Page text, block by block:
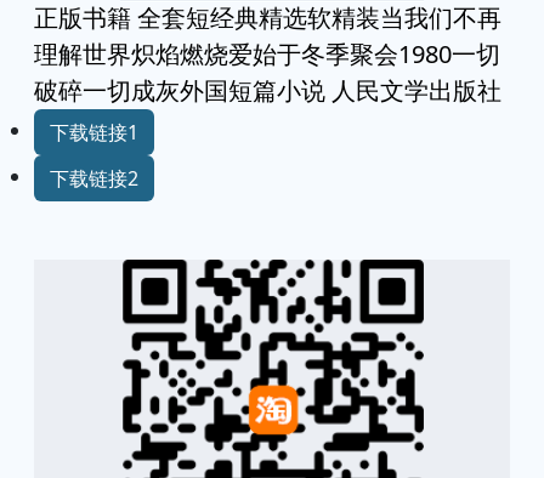
正版书籍 全套短经典精选软精装当我们不再
理解世界炽焰燃烧爱始于冬季聚会1980一切
破碎一切成灰外国短篇小说 人民文学出版社
下载链接1
下载链接2